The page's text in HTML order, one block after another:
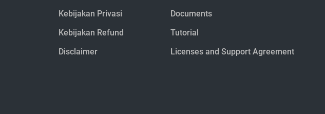
Kebijakan Privasi
Kebijakan Refund
Disclaimer
Documents
Tutorial
Licenses and Support Agreement